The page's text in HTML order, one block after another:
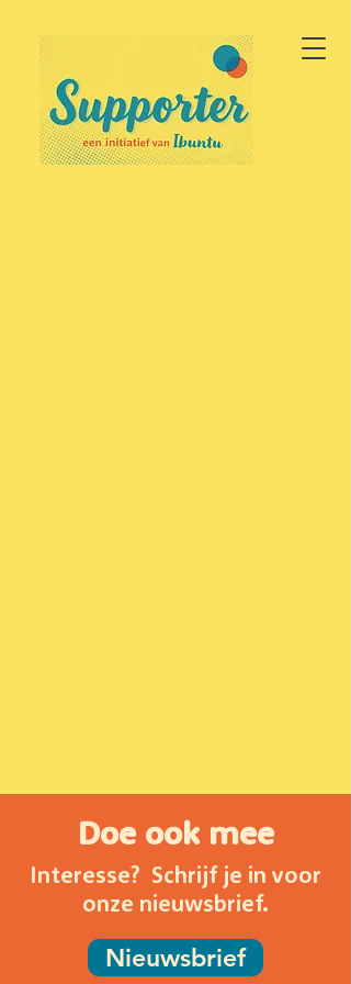
Doe ook mee
Interesse? Schrijf je in voor
onze nieuwsbrief.
Nieuwsbrief